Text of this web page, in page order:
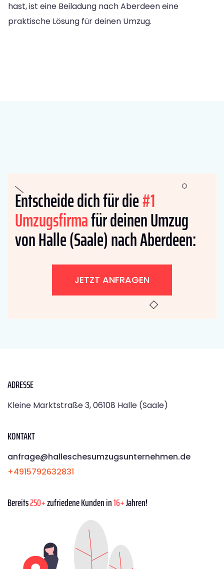
hast, ist eine Beiladung nach Aberdeen eine
praktische Lösung für deinen Umzug.
Entscheide dich für die#1
Umzugsfirmafür deinen Umzug
von Halle (Saale) nach Aberdeen:
JETZT ANFRAGEN
ADRESSE
Kleine Marktstraße 3, 06108 Halle (Saale)
KONTAKT
anfrage@halleschesumzugsunternehmen.de
+4915792632831
Bereits250+zufriedene Kunden in16+Jahren!